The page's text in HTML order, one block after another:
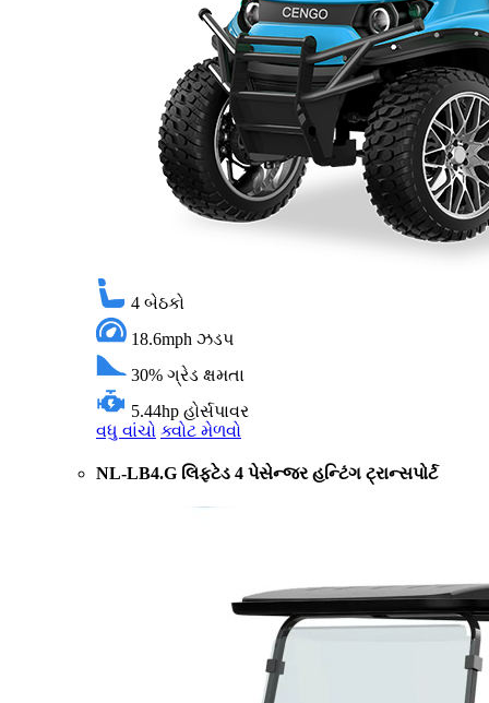
4 બેઠકો
18.6mph ઝડપ
30% ગ્રેડ ક્ષમતા
5.44hp હોર્સપાવર
વધુ વાંચો ક્વોટ મેળવો
NL-LB4.G લિફ્ટેડ 4 પેસેન્જર હન્ટિંગ ટ્રાન્સપોર્ટ